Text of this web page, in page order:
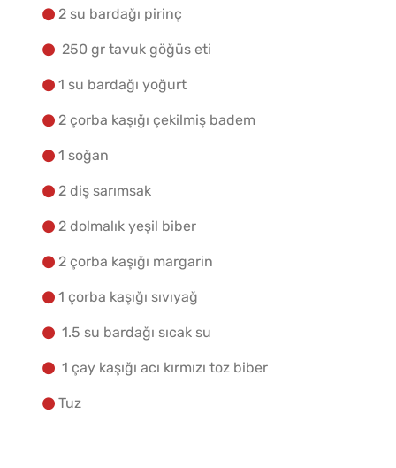
2 su bardağı pirinç
250 gr tavuk göğüs eti
1 su bardağı yoğurt
2 çorba kaşığı çekilmiş badem
1 soğan
2 diş sarımsak
2 dolmalık yeşil biber
2 çorba kaşığı margarin
1 çorba kaşığı sıvıyağ
1.5 su bardağı sıcak su
1 çay kaşığı acı kırmızı toz biber
Tuz